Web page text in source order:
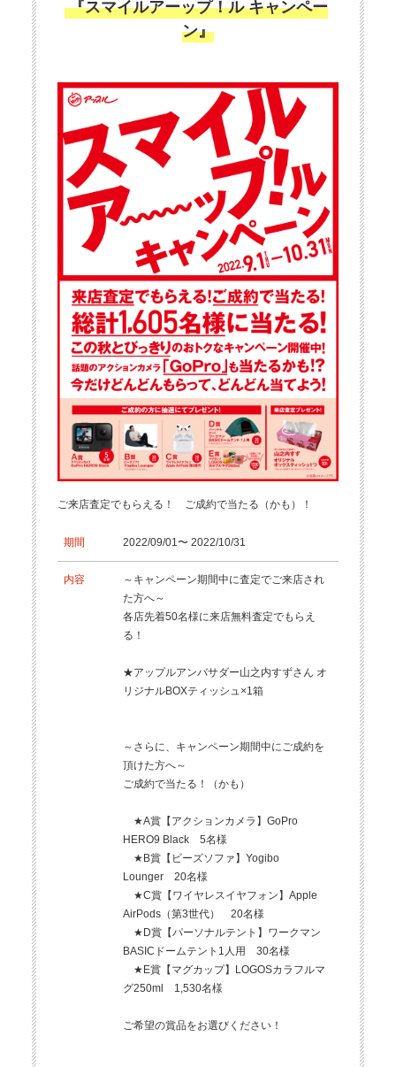
『スマイルアーップ！ル キャンペー
ン』
ご来店査定でもらえる！ ご成約で当たる（かも）！
期間 2022/09/01〜 2022/10/31
内容
～キャンペーン期間中に査定でご来店され
た方へ～
各店先着50名様に来店無料査定でもらえ
る！
★アップルアンバサダー山之内すずさん オ
リジナルBOXティッシュ×1箱
～さらに、キャンペーン期間中にご成約を
頂けた方へ～
ご成約で当たる！（かも）
★A賞【アクションカメラ】GoPro
HERO9 Black 5名様
★B賞【ビーズソファ】Yogibo
Lounger 20名様
★C賞【ワイヤレスイヤフォン】Apple
AirPods（第3世代） 20名様
★D賞【パーソナルテント】ワークマン
BASICドームテント1人用 30名様
★E賞【マグカップ】LOGOSカラフルマ
グ250ml 1,530名様
ご希望の賞品をお選びください！